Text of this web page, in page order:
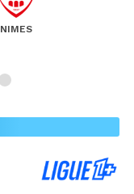
NIMES